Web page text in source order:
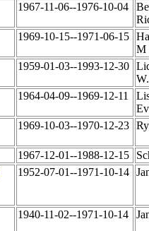
1967-11-06--1976-10-04
1969-10-15--1971-06-15
M
1959-01-03--1993-12-30
1964-04-09--1969-12-11
1969-10-03--1970-12-23
1967-12-01--1988-12-15
1952-07-01--1971-10-14
1940-11-02--1971-10-14